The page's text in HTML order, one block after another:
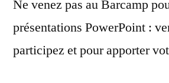
Ne venez pas au Barcamp
présentations PowerPoint :
participez et pour apporter